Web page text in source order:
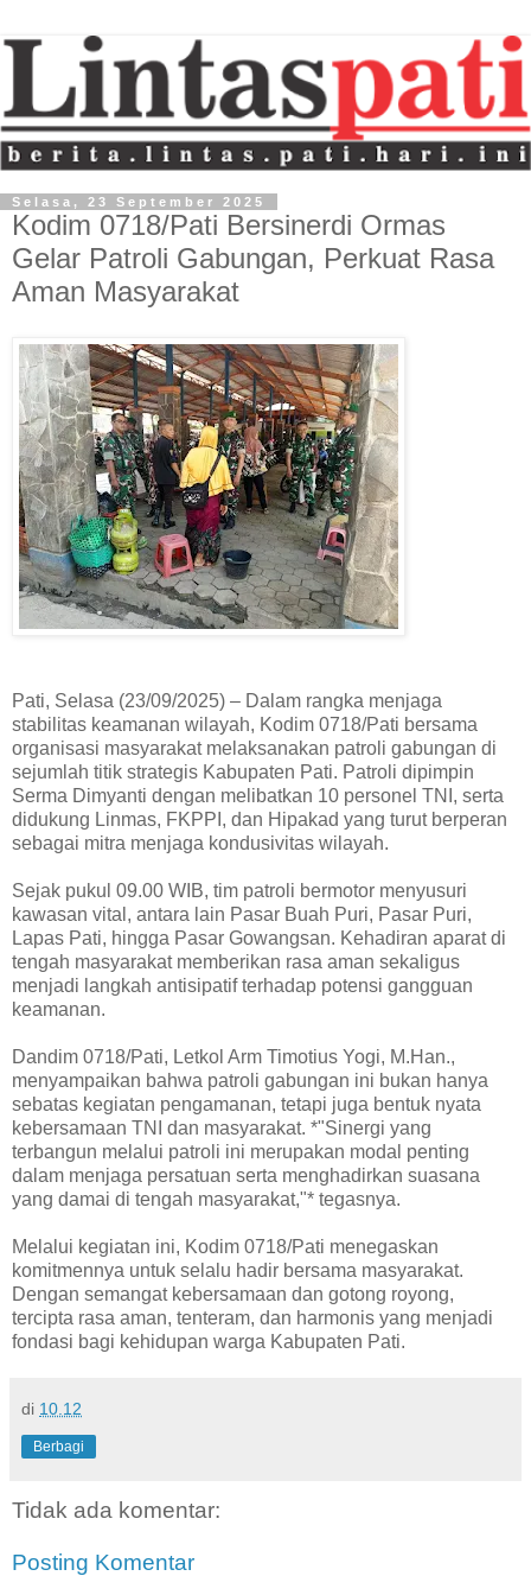
Selasa, 23 September 2025
Kodim 0718/Pati Bersinerdi Ormas
Gelar Patroli Gabungan, Perkuat Rasa
Aman Masyarakat
Pati, Selasa (23/09/2025) – Dalam rangka menjaga
stabilitas keamanan wilayah, Kodim 0718/Pati bersama
organisasi masyarakat melaksanakan patroli gabungan di
sejumlah titik strategis Kabupaten Pati. Patroli dipimpin
Serma Dimyanti dengan melibatkan 10 personel TNI, serta
didukung Linmas, FKPPI, dan Hipakad yang turut berperan
sebagai mitra menjaga kondusivitas wilayah.
Sejak pukul 09.00 WIB, tim patroli bermotor menyusuri
kawasan vital, antara lain Pasar Buah Puri, Pasar Puri,
Lapas Pati, hingga Pasar Gowangsan. Kehadiran aparat di
tengah masyarakat memberikan rasa aman sekaligus
menjadi langkah antisipatif terhadap potensi gangguan
keamanan.
Dandim 0718/Pati, Letkol Arm Timotius Yogi, M.Han.,
menyampaikan bahwa patroli gabungan ini bukan hanya
sebatas kegiatan pengamanan, tetapi juga bentuk nyata
kebersamaan TNI dan masyarakat. *"Sinergi yang
terbangun melalui patroli ini merupakan modal penting
dalam menjaga persatuan serta menghadirkan suasana
yang damai di tengah masyarakat,"* tegasnya.
Melalui kegiatan ini, Kodim 0718/Pati menegaskan
komitmennya untuk selalu hadir bersama masyarakat.
Dengan semangat kebersamaan dan gotong royong,
tercipta rasa aman, tenteram, dan harmonis yang menjadi
fondasi bagi kehidupan warga Kabupaten Pati.
di 10.12
Berbagi
Tidak ada komentar:
Posting Komentar